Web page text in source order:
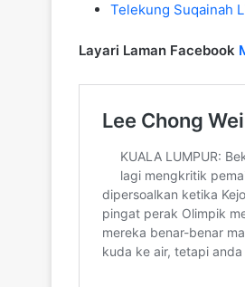
Telekung Suqainah
Layari Laman Facebook